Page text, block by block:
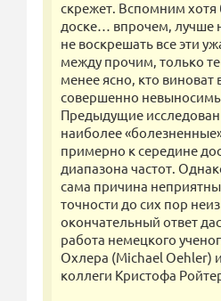
скрежет. Вспомним
доске… впрочем, лучше
не воскрешать все эти
между прочим, только
менее ясно, кто виноват
совершенно
Предыдущие
наиболее
примерно к середине
диапазона частот.
сама причина
точности до сих пор
окончательный ответ
работа немецкого
Охлера (Michael Oehler)
коллеги Кристофа